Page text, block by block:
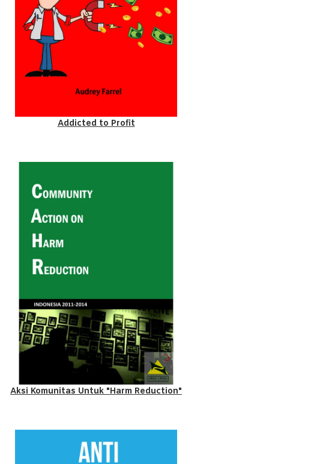
Addicted to Profit
Aksi Komunitas Untuk "Harm Reduction"